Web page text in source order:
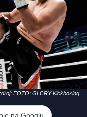
FOTO: GLORY Kickboxing
na Googlu